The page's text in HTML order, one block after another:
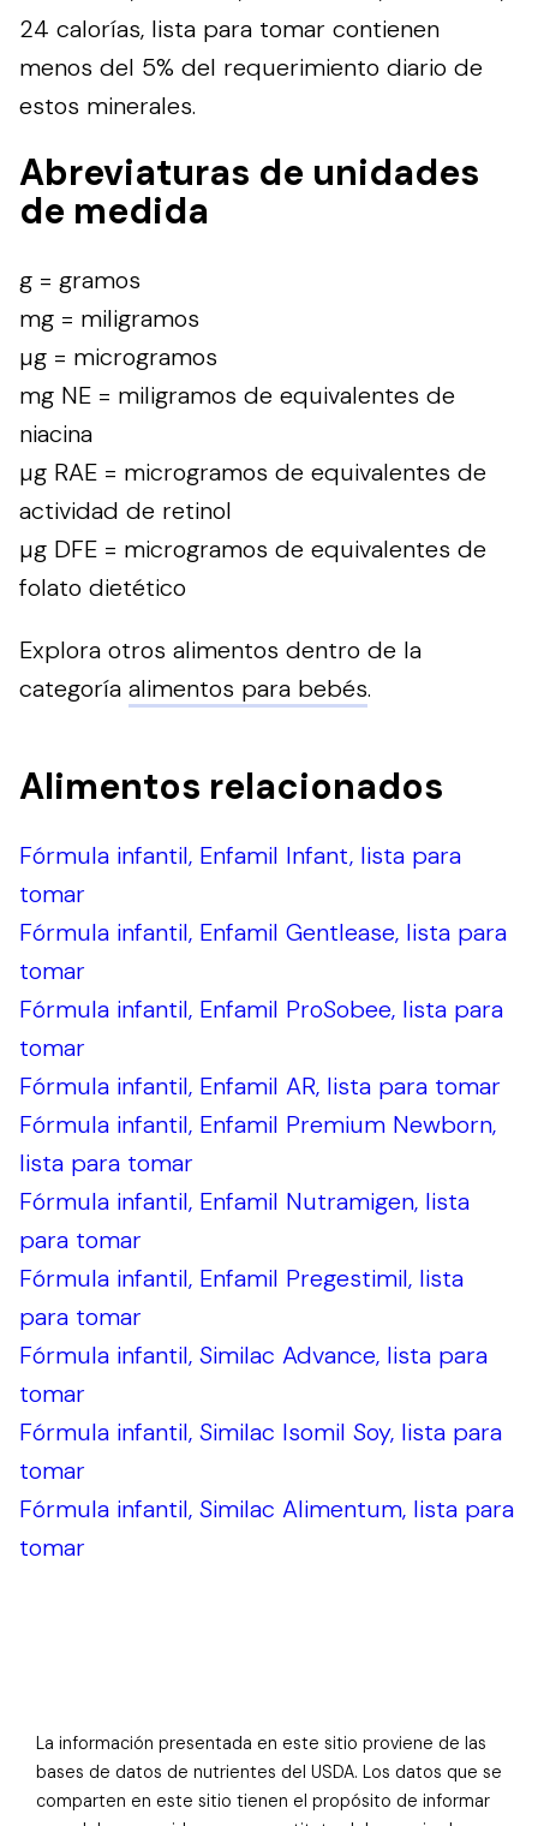
24 calorías, lista para tomar contienen
menos del 5% del requerimiento diario de
estos minerales.
Abreviaturas de unidades
de medida
g = gramos
mg = miligramos
µg = microgramos
mg NE = miligramos de equivalentes de
niacina
µg RAE = microgramos de equivalentes de
actividad de retinol
µg DFE = microgramos de equivalentes de
folato dietético
Explora otros alimentos dentro de la
categoría alimentos para bebés.
Alimentos relacionados
Fórmula infantil, Enfamil Infant, lista para
tomar
Fórmula infantil, Enfamil Gentlease, lista para
tomar
Fórmula infantil, Enfamil ProSobee, lista para
tomar
Fórmula infantil, Enfamil AR, lista para tomar
Fórmula infantil, Enfamil Premium Newborn,
lista para tomar
Fórmula infantil, Enfamil Nutramigen, lista
para tomar
Fórmula infantil, Enfamil Pregestimil, lista
para tomar
Fórmula infantil, Similac Advance, lista para
tomar
Fórmula infantil, Similac Isomil Soy, lista para
tomar
Fórmula infantil, Similac Alimentum, lista para
tomar
La información presentada en este sitio proviene de las
bases de datos de nutrientes del USDA. Los datos que se
comparten en este sitio tienen el propósito de informar